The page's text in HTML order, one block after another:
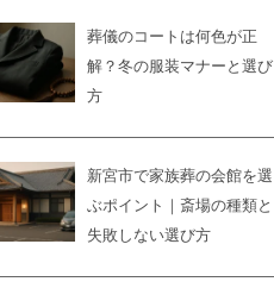
葬儀のコートは何色が正
解？冬の服装マナーと選び
方
新宮市で家族葬の会館を選
ぶポイント｜斎場の種類と
失敗しない選び方